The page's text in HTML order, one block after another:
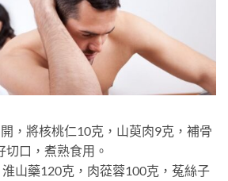
將核桃仁10克，山萸肉9克，補骨
口，煮熟食用。
藥120克，肉蓯蓉100克，菟絲子